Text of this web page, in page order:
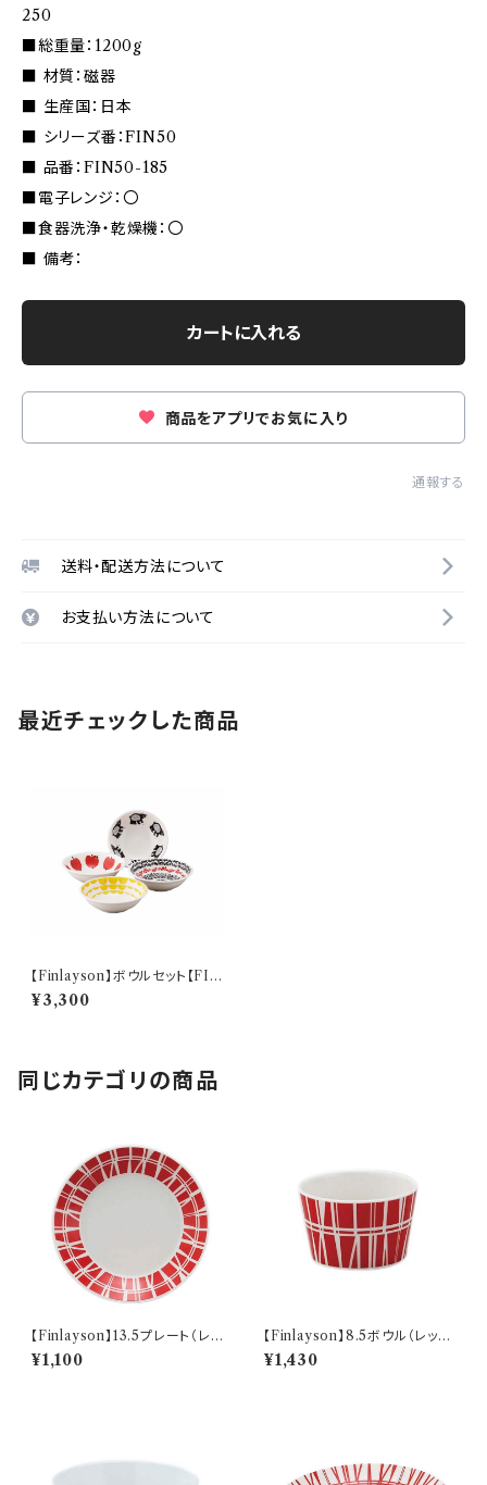
250
■総重量：1200g
■ 材質：磁器
■ 生産国：日本
■ シリーズ番：FIN50
■ 品番：FIN50-185
■電子レンジ：〇
■食器洗浄・乾燥機：〇
■ 備考：
カートに入れる
商品をアプリでお気に入り
通報する
送料・配送方法について
お支払い方法について
最近チェックした商品
【Finlayson】ボウルセット【FIN
50】
¥3,300
同じカテゴリの商品
【Finlayson】13.5プレート（レッ
ド）【コロナ】
¥1,100
【Finlayson】8.5ボウル（レッ
ド）【コロナ】
¥1,430